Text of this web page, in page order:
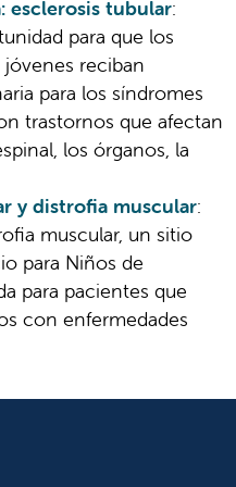
esclerosis tubular:
para que los
reciban
para los síndromes
trastornos que afectan
los órganos, la
y distrofia muscular:
muscular, un sitio
para Niños de
para pacientes que
con enfermedades